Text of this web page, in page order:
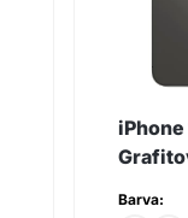
iPhone
Barva: